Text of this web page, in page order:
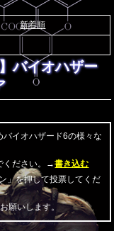
新着順
バイオハザー
イオハザード6の様々な
ください。→書き込む
」を押して投票してくだ
願いします。